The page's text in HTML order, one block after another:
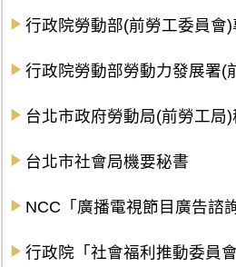
行政院勞動部(前勞工委員會
行政院勞動部勞動力發展署(
台北市政府勞動局(前勞工局
台北市社會局機要秘書
NCC「廣播電視節目廣告諮
行政院「社會福利推動委員